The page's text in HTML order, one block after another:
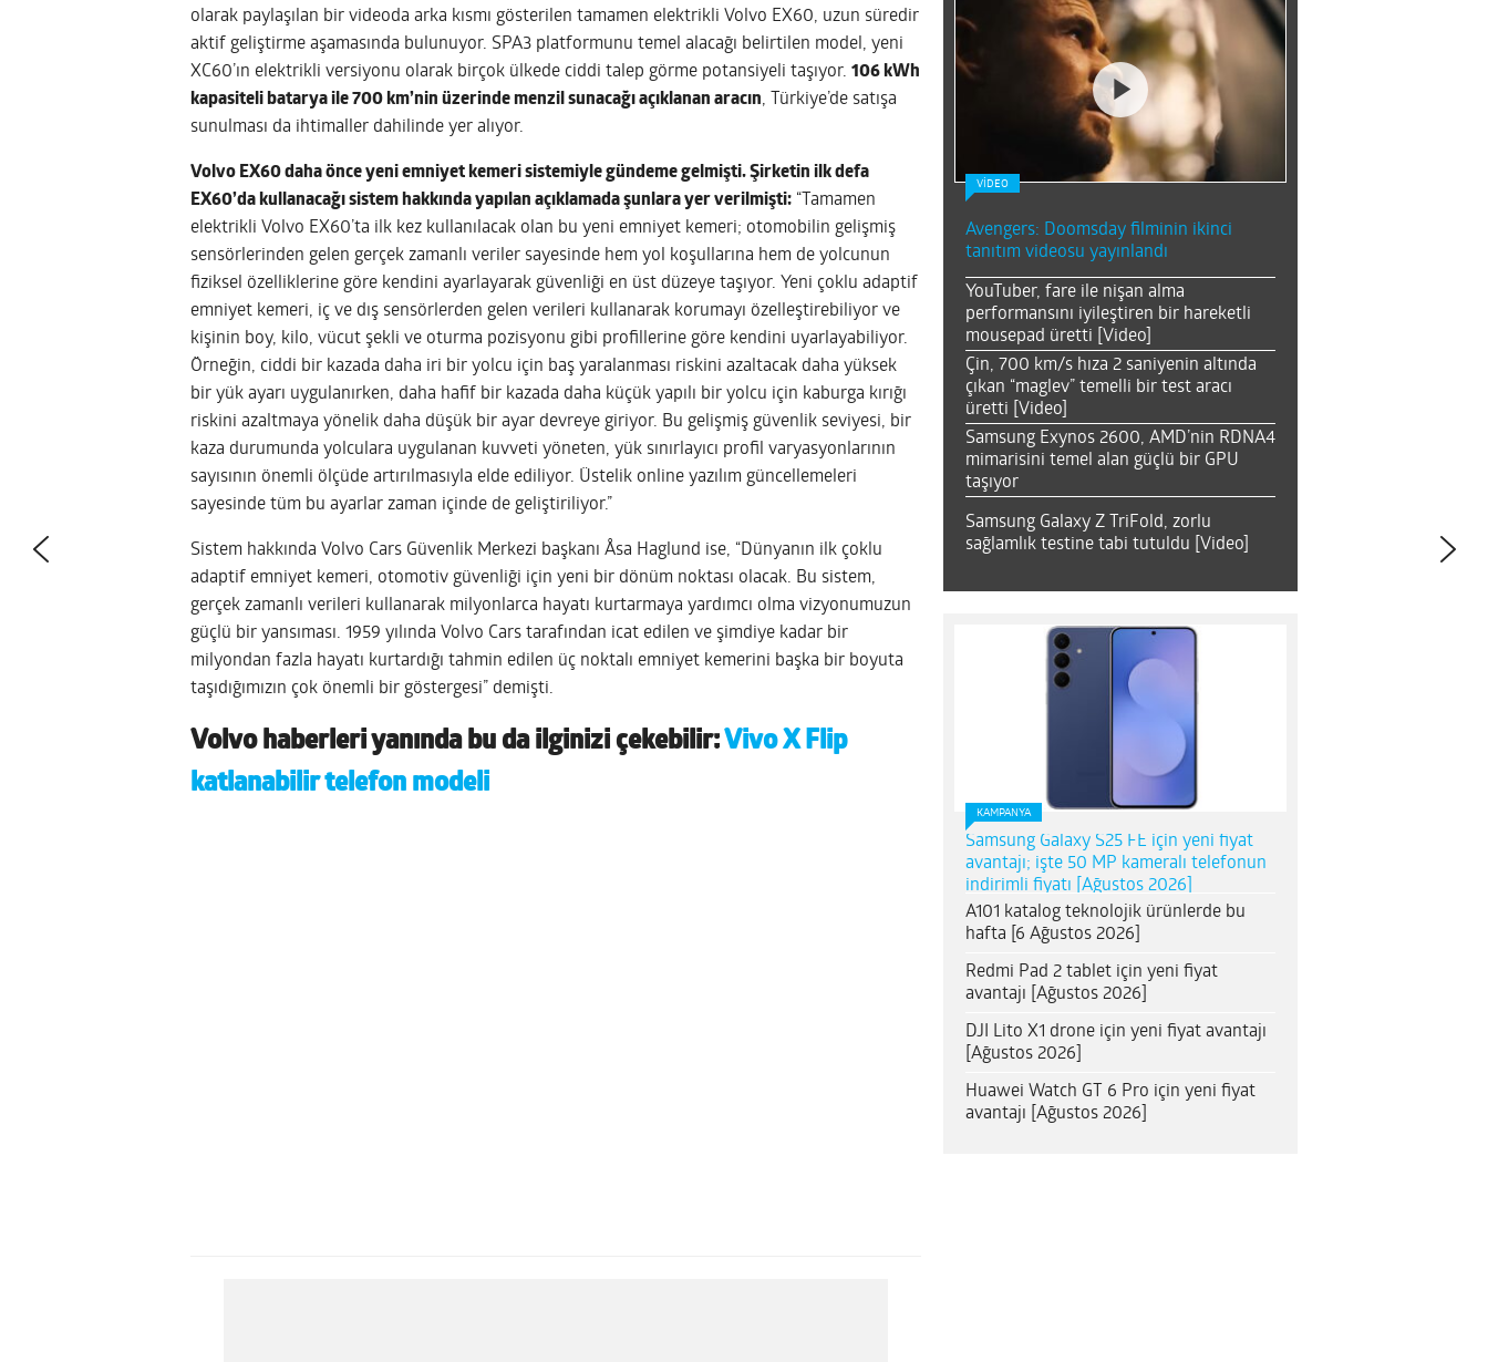
olarak paylaşılan bir videoda arka kısmı gösterilen tamamen elektrikli Volvo EX60, uzun süredir
aktif geliştirme aşamasında bulunuyor. SPA3 platformunu temel alacağı belirtilen model, yeni
XC60’ın elektrikli versiyonu olarak birçok ülkede ciddi talep görme potansiyeli taşıyor. 106 kWh
kapasiteli batarya ile 700 km’nin üzerinde menzil sunacağı açıklanan aracın, Türkiye’de satışa
sunulması da ihtimaller dahilinde yer alıyor.
Volvo EX60 daha önce yeni emniyet kemeri sistemiyle gündeme gelmişti. Şirketin ilk defa
EX60’da kullanacağı sistem hakkında yapılan açıklamada şunlara yer verilmişti: “Tamamen
elektrikli Volvo EX60’ta ilk kez kullanılacak olan bu yeni emniyet kemeri; otomobilin gelişmiş
sensörlerinden gelen gerçek zamanlı veriler sayesinde hem yol koşullarına hem de yolcunun
fiziksel özelliklerine göre kendini ayarlayarak güvenliği en üst düzeye taşıyor. Yeni çoklu adaptif
emniyet kemeri, iç ve dış sensörlerden gelen verileri kullanarak korumayı özelleştirebiliyor ve
kişinin boy, kilo, vücut şekli ve oturma pozisyonu gibi profillerine göre kendini uyarlayabiliyor.
Örneğin, ciddi bir kazada daha iri bir yolcu için baş yaralanması riskini azaltacak daha yüksek
bir yük ayarı uygulanırken, daha hafif bir kazada daha küçük yapılı bir yolcu için kaburga kırığı
riskini azaltmaya yönelik daha düşük bir ayar devreye giriyor. Bu gelişmiş güvenlik seviyesi, bir
kaza durumunda yolculara uygulanan kuvveti yöneten, yük sınırlayıcı profil varyasyonlarının
sayısının önemli ölçüde artırılmasıyla elde ediliyor. Üstelik online yazılım güncellemeleri
sayesinde tüm bu ayarlar zaman içinde de geliştiriliyor.”
Sistem hakkında Volvo Cars Güvenlik Merkezi başkanı Åsa Haglund ise, “Dünyanın ilk çoklu
adaptif emniyet kemeri, otomotiv güvenliği için yeni bir dönüm noktası olacak. Bu sistem,
gerçek zamanlı verileri kullanarak milyonlarca hayatı kurtarmaya yardımcı olma vizyonumuzun
güçlü bir yansıması. 1959 yılında Volvo Cars tarafından icat edilen ve şimdiye kadar bir
milyondan fazla hayatı kurtardığı tahmin edilen üç noktalı emniyet kemerini başka bir boyuta
taşıdığımızın çok önemli bir göstergesi” demişti.
Volvo haberleri yanında bu da ilginizi çekebilir: Vivo X Flip
katlanabilir telefon modeli
VİDEO
Avengers: Doomsday filminin ikinci
tanıtım videosu yayınlandı
YouTuber, fare ile nişan alma
performansını iyileştiren bir hareketli
mousepad üretti [Video]
Çin, 700 km/s hıza 2 saniyenin altında
çıkan “maglev” temelli bir test aracı
üretti [Video]
Samsung Exynos 2600, AMD’nin RDNA4
mimarisini temel alan güçlü bir GPU
taşıyor
Samsung Galaxy Z TriFold, zorlu
sağlamlık testine tabi tutuldu [Video]
KAMPANYA
Samsung Galaxy S25 FE için yeni fiyat
avantajı; işte 50 MP kameralı telefonun
indirimli fiyatı [Ağustos 2026]
A101 katalog teknolojik ürünlerde bu
hafta [6 Ağustos 2026]
Redmi Pad 2 tablet için yeni fiyat
avantajı [Ağustos 2026]
DJI Lito X1 drone için yeni fiyat avantajı
[Ağustos 2026]
Huawei Watch GT 6 Pro için yeni fiyat
avantajı [Ağustos 2026]